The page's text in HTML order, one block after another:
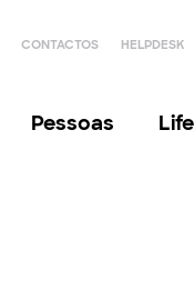
CONTACTOS HELPDESK
Pessoas